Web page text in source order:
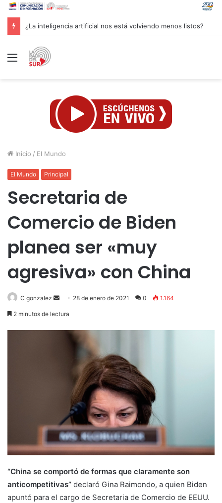
Groenlandia lanza una fuerte advertencia a empresa petrolera vinculada a Trump
Menú
Inicio / El Mundo
El Mundo Principal
Secretaria de
Comercio de Biden
planea ser «muy
agresiva» con China
C gonzalez
Send 28 de enero de 2021 0 1.164
2 minutos de lectura
“China se comportó de formas que claramente son
anticompetitivas” declaró Gina Raimondo, a quien Biden
apuntó para el cargo de Secretaria de Comercio de EEUU.